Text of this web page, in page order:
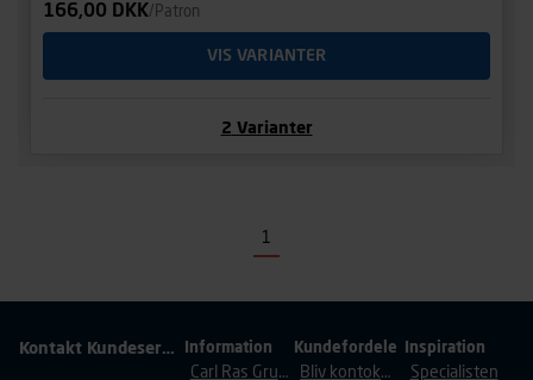
166,00 DKK/Patron
VIS VARIANTER
2 Varianter
1
Kontakt Kundeservice Information
Carl Ras Gruppen
Kundefordele
Bliv kontokunde
Inspiration
Specialisten